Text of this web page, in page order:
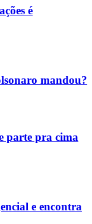
é
mandou?
parte pra cima
e encontra